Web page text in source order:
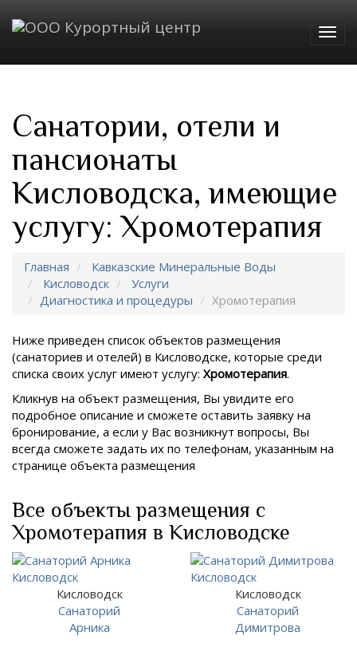
Санатории, отели и
пансионаты
Кисловодска, имеющие
услугу: Хромотерапия
Главная
Кавказские Минеральные Воды
Кисловодск
Услуги
Диагностика и процедуры
Хромотерапия
Ниже приведен список объектов размещения
(санаториев и отелей) в Кисловодске, которые среди
списка своих услуг имеют услугу: Хромотерапия.
Кликнув на объект размещения, Вы увидите его
подробное описание и сможете оставить заявку на
бронирование, а если у Вас возникнут вопросы, Вы
всегда сможете задать их по телефонам, указанным на
странице объекта размещения
Все объекты размещения с
Хромотерапия в Кисловодске
Кисловодск
Санаторий
Арника
Кисловодск
Санаторий
Димитрова